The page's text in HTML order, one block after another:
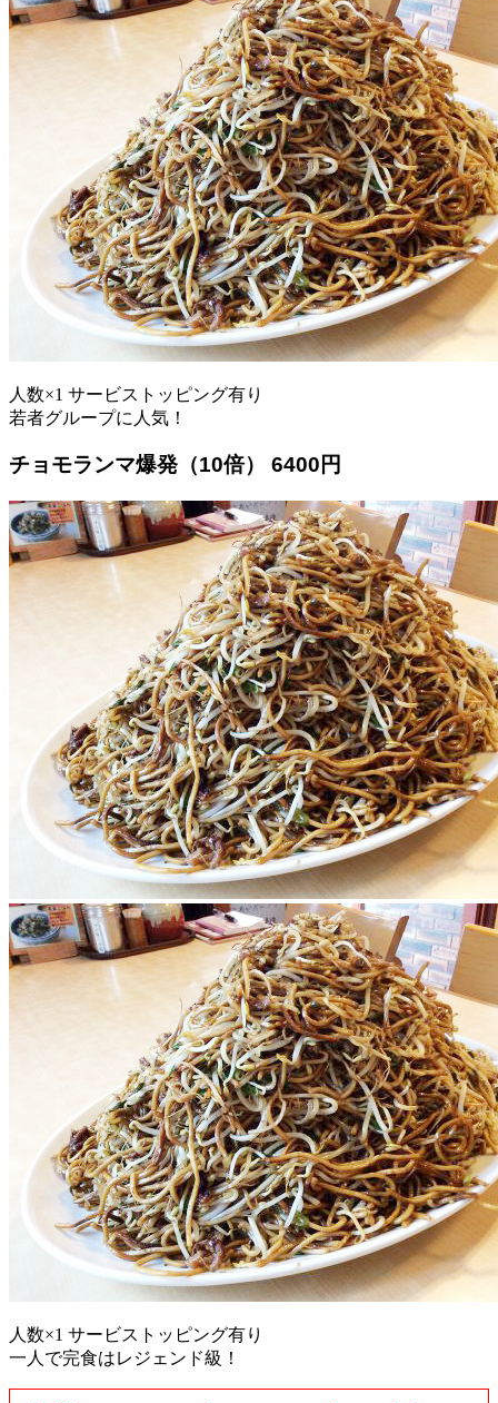
人数×1 サービストッピング有り
若者グループに人気！
チョモランマ爆発（10倍） 6400円
人数×1 サービストッピング有り
一人で完食はレジェンド級！